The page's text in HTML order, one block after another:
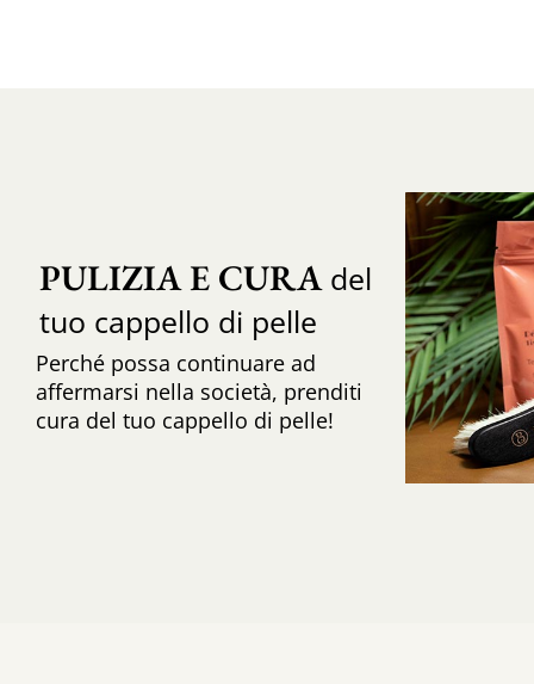
PULIZIA E CURAdel
tuo cappello di pelle
Perché possa continuare ad
affermarsi nella società, prenditi
cura del tuo cappello di pelle!